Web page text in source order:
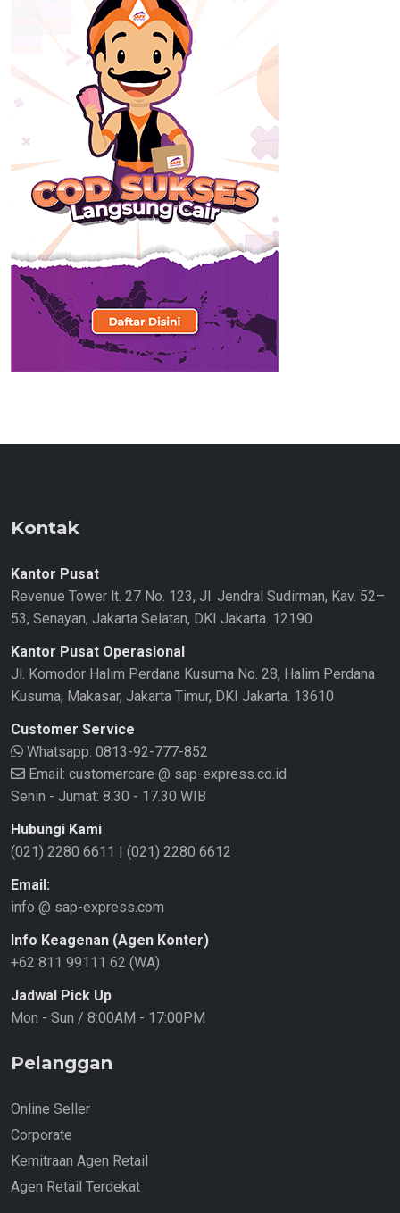
Kontak
Kantor Pusat
Revenue Tower lt. 27 No. 123, Jl. Jendral Sudirman, Kav. 52–
53, Senayan, Jakarta Selatan, DKI Jakarta. 12190
Kantor Pusat Operasional
Jl. Komodor Halim Perdana Kusuma No. 28, Halim Perdana
Kusuma, Makasar, Jakarta Timur, DKI Jakarta. 13610
Customer Service
Whatsapp: 0813-92-777-852
Email: customercare @ sap-express.co.id
Senin - Jumat: 8.30 - 17.30 WIB
Hubungi Kami
(021) 2280 6611 | (021) 2280 6612
Email:
info @ sap-express.com
Info Keagenan (Agen Konter)
+62 811 99111 62 (WA)
Jadwal Pick Up
Mon - Sun / 8:00AM - 17:00PM
Pelanggan
Online Seller
Corporate
Kemitraan Agen Retail
Agen Retail Terdekat